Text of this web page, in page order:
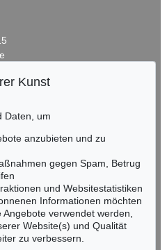
Kunst
Daten, um
anzubieten und zu
gegen Spam, Betrug
und Websitestatistiken
Informationen möchten
verwendet werden,
Website(s) und Qualität
zu verbessern.